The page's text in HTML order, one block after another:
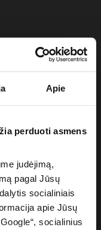
Apie
perduoti asmens
judėjimą,
pagal Jūsų
socialiniais
apie Jūsų
socialinius